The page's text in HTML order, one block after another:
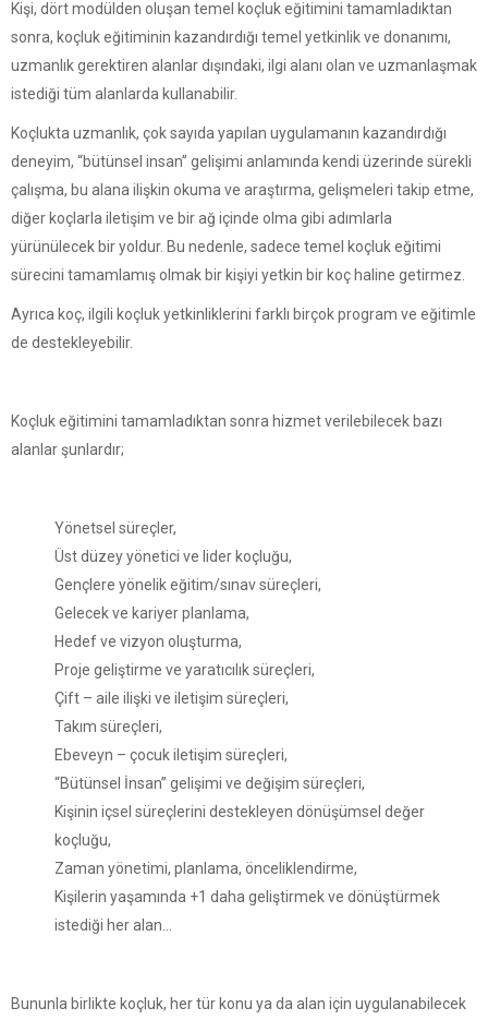
Kişi, dört modülden oluşan temel koçluk eğitimini tamamladıktan
sonra, koçluk eğitiminin kazandırdığı temel yetkinlik ve donanımı,
uzmanlık gerektiren alanlar dışındaki, ilgi alanı olan ve uzmanlaşmak
istediği tüm alanlarda kullanabilir.
Koçlukta uzmanlık, çok sayıda yapılan uygulamanın kazandırdığı
deneyim, “bütünsel insan” gelişimi anlamında kendi üzerinde sürekli
çalışma, bu alana ilişkin okuma ve araştırma, gelişmeleri takip etme,
diğer koçlarla iletişim ve bir ağ içinde olma gibi adımlarla
yürünülecek bir yoldur. Bu nedenle, sadece temel koçluk eğitimi
sürecini tamamlamış olmak bir kişiyi yetkin bir koç haline getirmez.
Ayrıca koç, ilgili koçluk yetkinliklerini farklı birçok program ve eğitimle
de destekleyebilir.
Koçluk eğitimini tamamladıktan sonra hizmet verilebilecek bazı
alanlar şunlardır;
Yönetsel süreçler,
Üst düzey yönetici ve lider koçluğu,
Gençlere yönelik eğitim/sınav süreçleri,
Gelecek ve kariyer planlama,
Hedef ve vizyon oluşturma,
Proje geliştirme ve yaratıcılık süreçleri,
Çift – aile ilişki ve iletişim süreçleri,
Takım süreçleri,
Ebeveyn – çocuk iletişim süreçleri,
“Bütünsel İnsan” gelişimi ve değişim süreçleri,
Kişinin içsel süreçlerini destekleyen dönüşümsel değer
koçluğu,
Zaman yönetimi, planlama, önceliklendirme,
Kişilerin yaşamında +1 daha geliştirmek ve dönüştürmek
istediği her alan…
Bununla birlikte koçluk, her tür konu ya da alan için uygulanabilecek